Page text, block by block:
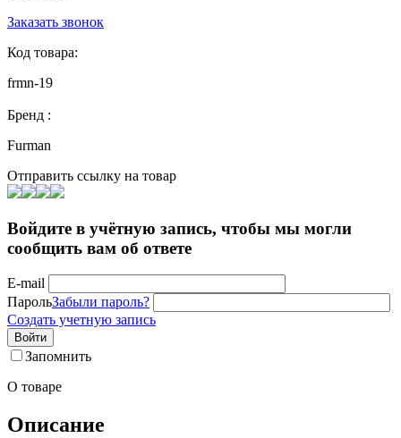
Заказать звонок
Код товара:
frmn-19
Бренд :
Furman
Отправить ссылку на товар
Войдите в учётную запись, чтобы мы могли
сообщить вам об ответе
E-mail
ПарольЗабыли пароль?
Создать учетную запись
Войти
Запомнить
О товаре
Описание